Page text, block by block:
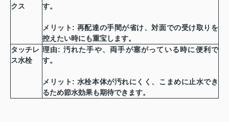
クス
す。
メリット: 再配達の手間が省け、対面での受け取りを
控えたい時にも重宝します。
タッチレ
ス水栓
理由: 汚れた手や、両手が塞がっている時に便利で
す。
メリット: 水栓本体が汚れにくく、こまめに止水でき
るため節水効果も期待できます。